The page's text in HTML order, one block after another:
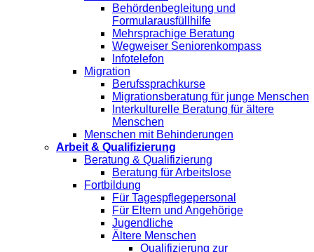
Behördenbegleitung und
Formularausfüllhilfe
Mehrsprachige Beratung
Wegweiser Seniorenkompass
Infotelefon
Migration
Berufssprachkurse
Migrationsberatung für junge Menschen
Interkulturelle Beratung für ältere
Menschen
Menschen mit Behinderungen
Arbeit & Qualifizierung
Beratung & Qualifizierung
Beratung für Arbeitslose
Fortbildung
Für Tagespflegepersonal
Für Eltern und Angehörige
Jugendliche
Ältere Menschen
Qualifizierung zur